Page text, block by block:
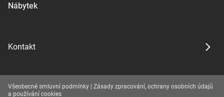
Nábytek
Kontakt
Všeobecné smluvní podmínky | Zásady zpracování, ochrany osobních údajů
a používání cookies